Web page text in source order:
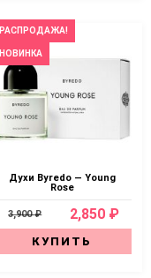
РАСПРОДАЖА!
НОВИНКА
Духи Byredo — Young
Rose
3,900 ₽ 2,850 ₽
КУПИТЬ